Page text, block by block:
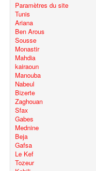
Paramètres du site
Tunis
Ariana
Ben Arous
Sousse
Monastir
Mahdia
kairaoun
Manouba
Nabeul
Bizerte
Zaghouan
Sfax
Gabes
Mednine
Beja
Gafsa
Le Kef
Tozeur